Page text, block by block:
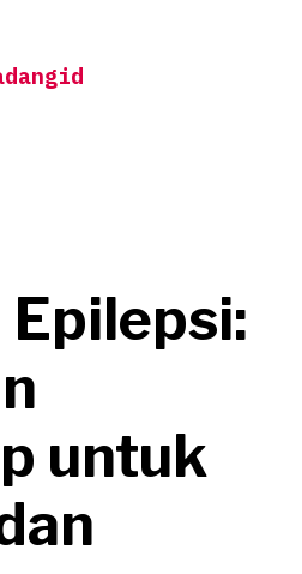
Epilepsi:
untuk